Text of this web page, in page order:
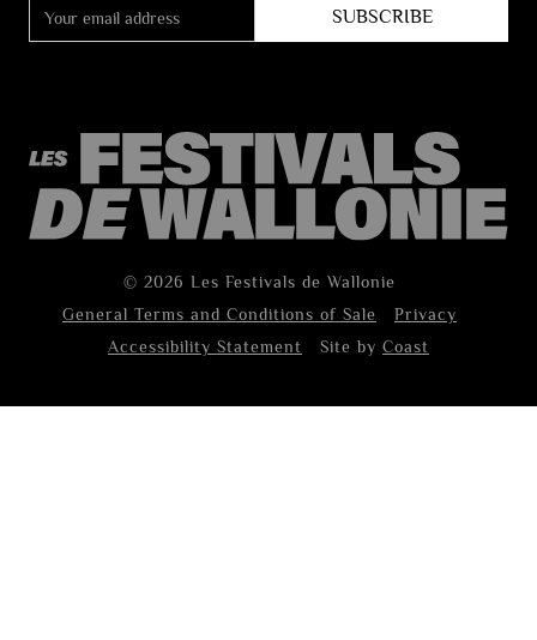
© 2026 Les Festivals de Wallonie
General Terms and Conditions of Sale
Privacy
Accessibility Statement
Site by Coast